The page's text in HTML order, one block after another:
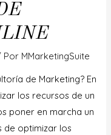
Por MMarketingSuite
de Marketing? En
los recursos de un
poner en marcha un
optimizar los